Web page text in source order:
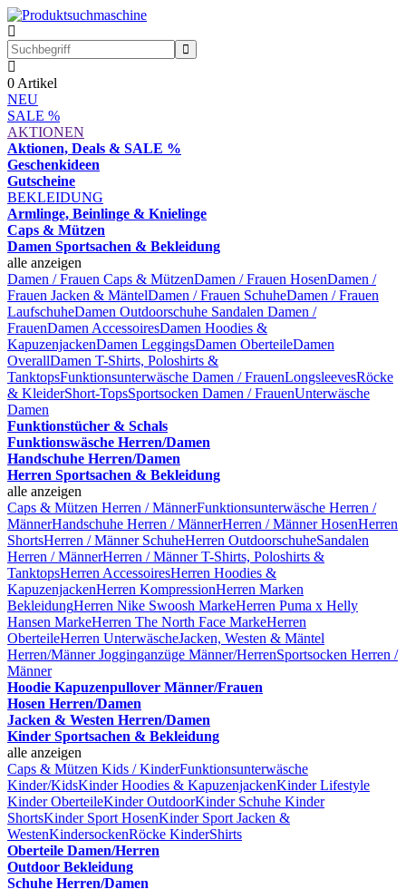
0 Artikel
NEU
SALE %
AKTIONEN
Aktionen, Deals & SALE %
Geschenkideen
Gutscheine
BEKLEIDUNG
Armlinge, Beinlinge & Knielinge
Caps & Mützen
Damen Sportsachen & Bekleidung
alle anzeigen
Damen / Frauen Caps & MützenDamen / Frauen HosenDamen /
Frauen Jacken & MäntelDamen / Frauen SchuheDamen / Frauen
LaufschuheDamen Outdoorschuhe Sandalen Damen /
FrauenDamen AccessoiresDamen Hoodies &
KapuzenjackenDamen LeggingsDamen OberteileDamen
OverallDamen T-Shirts, Poloshirts &
TanktopsFunktionsunterwäsche Damen / FrauenLongsleevesRöcke
& KleiderShort-TopsSportsocken Damen / FrauenUnterwäsche
Damen
Funktionstücher & Schals
Funktionswäsche Herren/Damen
Handschuhe Herren/Damen
Herren Sportsachen & Bekleidung
alle anzeigen
Caps & Mützen Herren / MännerFunktionsunterwäsche Herren /
MännerHandschuhe Herren / MännerHerren / Männer HosenHerren
ShortsHerren / Männer SchuheHerren OutdoorschuheSandalen
Herren / MännerHerren / Männer T-Shirts, Poloshirts &
TanktopsHerren AccessoiresHerren Hoodies &
KapuzenjackenHerren KompressionHerren Marken
BekleidungHerren Nike Swoosh MarkeHerren Puma x Helly
Hansen MarkeHerren The North Face MarkeHerren
OberteileHerren UnterwäscheJacken, Westen & Mäntel
Herren/MännerJogginganzüge Männer/HerrenSportsocken Herren /
Männer
Hoodie Kapuzenpullover Männer/Frauen
Hosen Herren/Damen
Jacken & Westen Herren/Damen
Kinder Sportsachen & Bekleidung
alle anzeigen
Caps & Mützen Kids / KinderFunktionsunterwäsche
Kinder/KidsKinder Hoodies & KapuzenjackenKinder Lifestyle
Kinder OberteileKinder OutdoorKinder Schuhe Kinder
ShortsKinder Sport HosenKinder Sport Jacken &
WestenKindersockenRöcke KinderShirts
Oberteile Damen/Herren
Outdoor Bekleidung
Schuhe Herren/Damen